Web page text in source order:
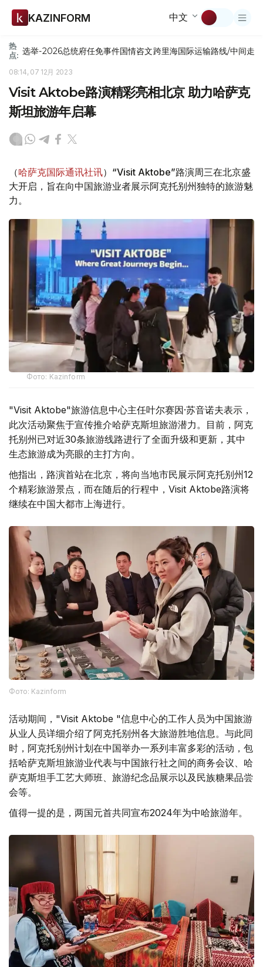
KAZINFORM 中文
热
点: 选举-2026总统府任免事件国情咨文跨里海国际运输路线/中间走廊
08:14, 07 12月 2023
Visit Aktobe路演精彩亮相北京 助力哈萨克
斯坦旅游年启幕
（哈萨克国际通讯社讯）“Visit Aktobe”路演周三在北京盛
大开启，旨在向中国旅游业者展示阿克托别州独特的旅游魅
力。
Фото: Kazinform
"Visit Aktobe"旅游信息中心主任叶尔赛因·苏音诺夫表示，
此次活动聚焦于宣传推介哈萨克斯坦旅游潜力。目前，阿克
托别州已对近30条旅游线路进行了全面升级和更新，其中
生态旅游成为亮眼的主打方向。
他指出，路演首站在北京，将向当地市民展示阿克托别州12
个精彩旅游景点，而在随后的行程中，Visit Aktobe路演将
继续在中国大都市上海进行。
Фото: Kazinform
活动期间，"Visit Aktobe "信息中心的工作人员为中国旅游
从业人员详细介绍了阿克托别州各大旅游胜地信息。与此同
时，阿克托别州计划在中国举办一系列丰富多彩的活动，包
括哈萨克斯坦旅游业代表与中国旅行社之间的商务会议、哈
萨克斯坦手工艺大师班、旅游纪念品展示以及民族糖果品尝
会等。
值得一提的是，两国元首共同宣布2024年为中哈旅游年。